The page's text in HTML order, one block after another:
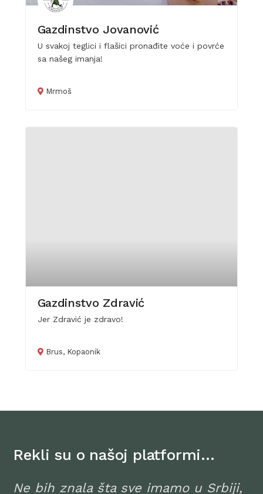
Gazdinstvo Jovanović
U svakoj teglici i flašici pronađite voće i povrće
sa našeg imanja!
Mrmoš
Gazdinstvo Zdravić
Jer Zdravić je zdravo!
Brus, Kopaonik
Rekli su o našoj platformi…
Ne bih znala šta sve imamo u Srbiji,